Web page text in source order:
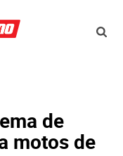
de
motos de